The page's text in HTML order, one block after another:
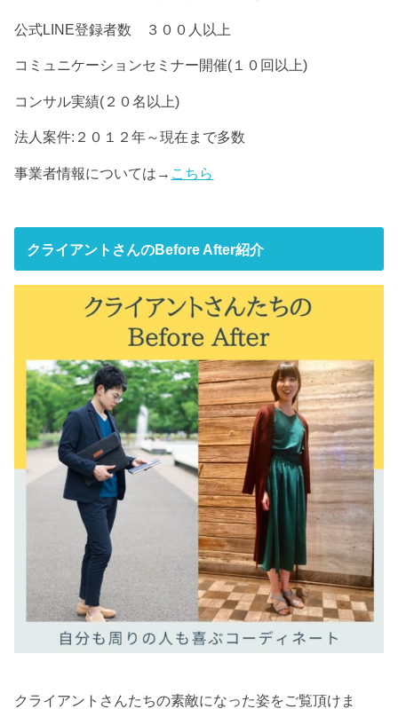
公式LINE登録者数 ３００人以上
コミュニケーションセミナー開催(１０回以上)
コンサル実績(２０名以上)
法人案件:２０１２年～現在まで多数
事業者情報については→ こちら
クライアントさんのBefore After紹介
クライアントさんたちの素敵になった姿をご覧頂けま